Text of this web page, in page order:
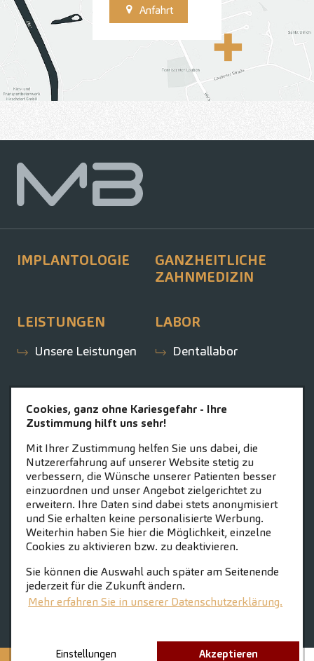
Anfahrt
IMPLANTOLOGIE
GANZHEITLICHE
ZAHNMEDIZIN
LEISTUNGEN
Unsere Leistungen
LABOR
Dentallabor
KARRIERE
Lust auf Karriere?
Stellenangebote
Fakten
Ihre Vorteile
Geschichten aus
der Praxis
ZAHNEINS
zahneins.com
Cookies, ganz ohne Kariesgefahr - Ihre
Zustimmung hilft uns sehr!
Mit Ihrer Zustimmung helfen Sie uns dabei, die
Nutzererfahrung auf unserer Website stetig zu
verbessern, die Wünsche unserer Patienten besser
einzuordnen und unser Angebot zielgerichtet zu
erweitern. Ihre Daten sind dabei stets anonymisiert
und Sie erhalten keine personalisierte Werbung.
Weiterhin haben Sie hier die Möglichkeit, einzelne
Cookies zu aktivieren bzw. zu deaktivieren.
Sie können die Auswahl auch später am Seitenende
jederzeit für die Zukunft ändern.
Mehr erfahren Sie in unserer Datenschutzerklärung.
Akzeptieren
Einstellungen